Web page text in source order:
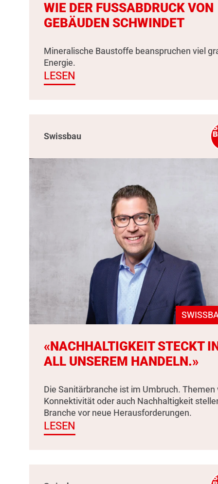
WIE DER FUSSABDRUCK VON
GEBÄUDEN SCHWINDET
Mineralische Baustoffe beanspruchen viel
Energie.
LESEN
Swissbau
«NACHHALTIGKEIT STECKT
ALL UNSEREM HANDELN.»
Die Sanitärbranche ist im Umbruch. Themen
Konnektivität oder auch Nachhaltigkeit
Branche vor neue Herausforderungen.
LESEN